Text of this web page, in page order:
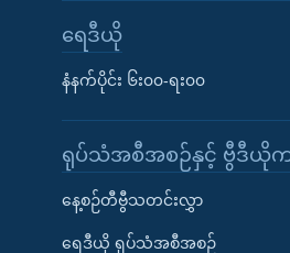
ရေဒီယို
နံနက်ပိုင်း ၆း၀၀-ရး၀၀
ရုပ်သံအစီအစဉ်နှင့် ဗွီဒီယိုကဏ္
နေ့စဉ်တီဗွီသတင်းလွှာ
ရေဒီယို ရုပ်သံအစီအစဉ်